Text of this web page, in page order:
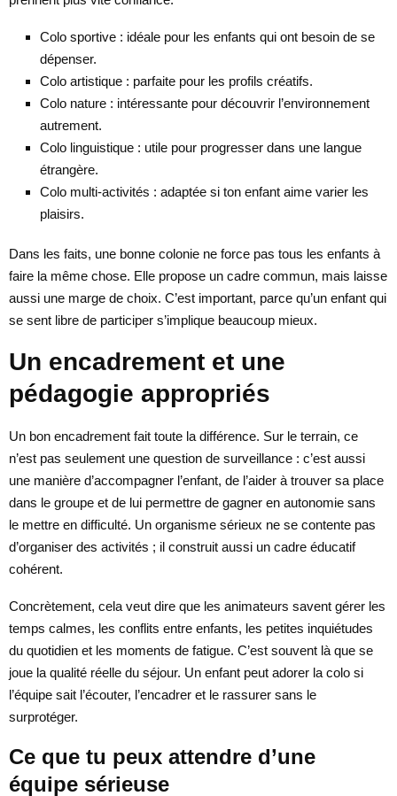
Colo sportive : idéale pour les enfants qui ont besoin de se
dépenser.
Colo artistique : parfaite pour les profils créatifs.
Colo nature : intéressante pour découvrir l’environnement
autrement.
Colo linguistique : utile pour progresser dans une langue
étrangère.
Colo multi-activités : adaptée si ton enfant aime varier les
plaisirs.
Dans les faits, une bonne colonie ne force pas tous les enfants à
faire la même chose. Elle propose un cadre commun, mais laisse
aussi une marge de choix. C’est important, parce qu’un enfant qui
se sent libre de participer s’implique beaucoup mieux.
Un encadrement et une
pédagogie appropriés
Un bon encadrement fait toute la différence. Sur le terrain, ce
n’est pas seulement une question de surveillance : c’est aussi
une manière d’accompagner l’enfant, de l’aider à trouver sa place
dans le groupe et de lui permettre de gagner en autonomie sans
le mettre en difficulté. Un organisme sérieux ne se contente pas
d’organiser des activités ; il construit aussi un cadre éducatif
cohérent.
Concrètement, cela veut dire que les animateurs savent gérer les
temps calmes, les conflits entre enfants, les petites inquiétudes
du quotidien et les moments de fatigue. C’est souvent là que se
joue la qualité réelle du séjour. Un enfant peut adorer la colo si
l’équipe sait l’écouter, l’encadrer et le rassurer sans le
surprotéger.
Ce que tu peux attendre d’une
équipe sérieuse